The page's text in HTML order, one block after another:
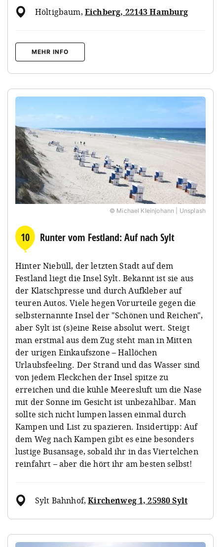
Höltigbaum, Eichberg, 22143 Hamburg
MEHR INFO
© Michael Kleinjohann | Unsplash
10 Runter vom Festland: Auf nach Sylt
Hinter Niebüll, der letzten Stadt auf dem
Festland liegt die Insel Sylt. Bekannt ist sie aus
der Klatschpresse und durch Aufkleber auf
teuren Autos. Viele hegen Vorurteile gegen die
selbsternannte Insel der "Schönen und Reichen",
aber Sylt ist (s)eine Reise absolut wert. Steigt
man erstmal aus dem Zug steht man in Mitten
der urigen Einkaufszone – Hallöchen
Urlaubsfeeling. Der Strand und das Wasser sind
von jedem Fleckchen der Insel spitze zu
erreichen und die kühle Meeresluft um die Nase
mit der Sonne im Gesicht ist unbezahlbar. Man
sollte sich nicht lumpen lassen einmal durch
Kampen und List zu spazieren. Insidertipp: Auf
dem Weg nach Kampen gibt es eine besonders
lustige Busansage, sobald ihr in das Viertelchen
reinfahrt – aber die hört ihr am besten selbst!
Sylt Bahnhof,Kirchenweg 1, 25980 Sylt